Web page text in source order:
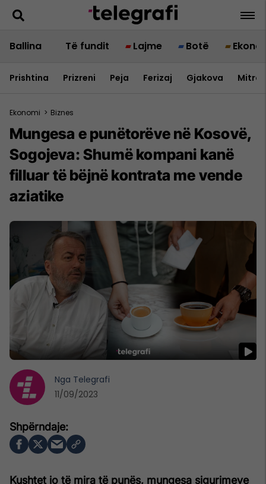
Ballina Të fundit Lajme Botë
Prishtina Prizreni Peja Ferizaj Gjakova
Ekonomi > Biznes
Mungesa e punëtorëve në Kosovë,
Sogojeva: Shumë kompani kanë
filluar të bëjnë kontrata me vende
aziatike
Kushtet jo të mira të punës, mungesa sigurimeve
Nga Telegrafi
11/09/2023